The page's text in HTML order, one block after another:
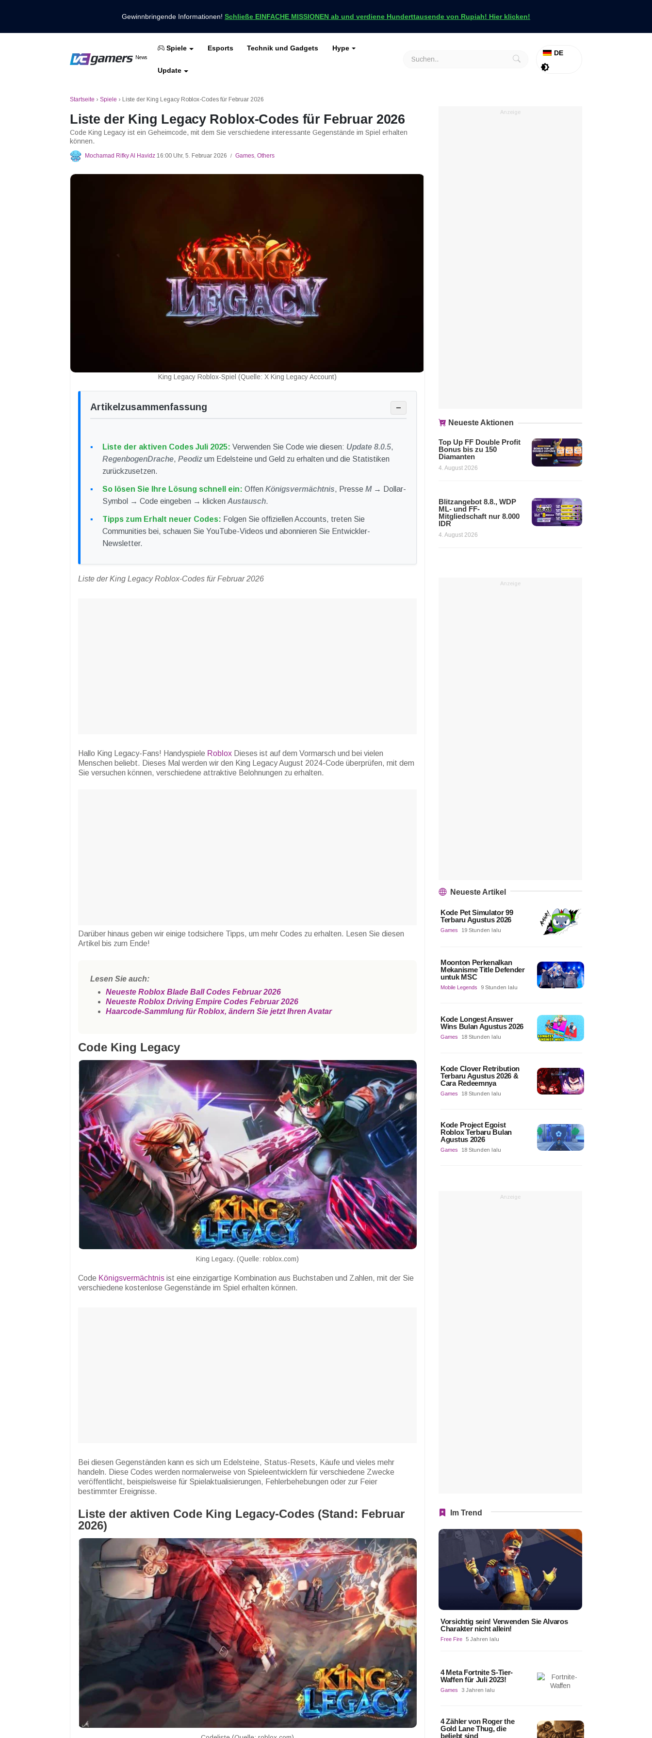
Gewinnbringende Informationen! Schließe EINFACHE MISSIONEN ab und verdiene Hunderttausende von Rupiah! Hier klicken!
VCGamers-Neuigkeiten
News
Holen Sie sich die neuesten Spielnachrichten nur bei VCGamers
Spiele Esports Technik und Gadgets Hype
Update
DE
Freies Feuer
Startseite › Spiele › Liste der King Legacy Roblox-Codes für Februar 2026
Liste der King Legacy Roblox-Codes für Februar 2026
Code King Legacy ist ein Geheimcode, mit dem Sie verschiedene interessante Gegenstände im Spiel erhalten
können.
Mochamad Rifky Al Havidz 16:00 Uhr, 5. Februar 2026 / Games, Others
King Legacy Roblox-Spiel (Quelle: X King Legacy Account)
Artikelzusammenfassung −
Liste der aktiven Codes Juli 2025: Verwenden Sie Code wie diesen: Update 8.0.5,
RegenbogenDrache, Peodiz um Edelsteine und Geld zu erhalten und die Statistiken
zurückzusetzen.
So lösen Sie Ihre Lösung schnell ein: Offen Königsvermächtnis, Presse M→ Dollar-
Symbol → Code eingeben → klicken Austausch.
Tipps zum Erhalt neuer Codes: Folgen Sie offiziellen Accounts, treten Sie
Communities bei, schauen Sie YouTube-Videos und abonnieren Sie Entwickler-
Newsletter.
Liste der King Legacy Roblox-Codes für Februar 2026
Hallo King Legacy-Fans! Handyspiele Roblox Dieses ist auf dem Vormarsch und bei vielen
Menschen beliebt. Dieses Mal werden wir den King Legacy August 2024-Code überprüfen, mit dem
Sie versuchen können, verschiedene attraktive Belohnungen zu erhalten.
Darüber hinaus geben wir einige todsichere Tipps, um mehr Codes zu erhalten. Lesen Sie diesen
Artikel bis zum Ende!
Lesen Sie auch:
Neueste Roblox Blade Ball Codes Februar 2026
Neueste Roblox Driving Empire Codes Februar 2026
Haarcode-Sammlung für Roblox, ändern Sie jetzt Ihren Avatar
Code King Legacy
King Legacy. (Quelle: roblox.com)
Code Königsvermächtnis ist eine einzigartige Kombination aus Buchstaben und Zahlen, mit der Sie
verschiedene kostenlose Gegenstände im Spiel erhalten können.
Bei diesen Gegenständen kann es sich um Edelsteine, Status-Resets, Käufe und vieles mehr
handeln. Diese Codes werden normalerweise von Spieleentwicklern für verschiedene Zwecke
veröffentlicht, beispielsweise für Spielaktualisierungen, Fehlerbehebungen oder zur Feier
bestimmter Ereignisse.
Liste der aktiven Code King Legacy-Codes (Stand: Februar
2026)
Anzeige
Neueste Aktionen
Top Up FF Double Profit
Bonus bis zu 150
Diamanten
4. August 2026
Blitzangebot 8.8., WDP
ML- und FF-
Mitgliedschaft nur 8.000
IDR
4. August 2026
Anzeige
Neueste Artikel
Kode Pet Simulator 99
Terbaru Agustus 2026
Games 19 Stunden lalu
Moonton Perkenalkan
Mekanisme Title Defender
untuk MSC
Mobile Legends 9 Stunden lalu
Kode Longest Answer
Wins Bulan Agustus 2026
Games 18 Stunden lalu
Kode Clover Retribution
Terbaru Agustus 2026 &
Cara Redeemnya
Games 18 Stunden lalu
Kode Project Egoist
Roblox Terbaru Bulan
Agustus 2026
Games 18 Stunden lalu
Anzeige
Im Trend
Vorsichtig sein! Verwenden Sie Alvaros
Charakter nicht allein!
Free Fire 5 Jahren lalu
4 Meta Fortnite S-Tier-
Waffen für Juli 2023!
Games 3 Jahren lalu
4 Zähler von Roger the
Gold Lane Thug, die
beliebt sind